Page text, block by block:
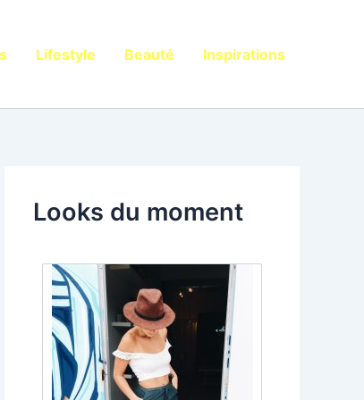
Lifestyle Beauté Inspirations
Looks du moment